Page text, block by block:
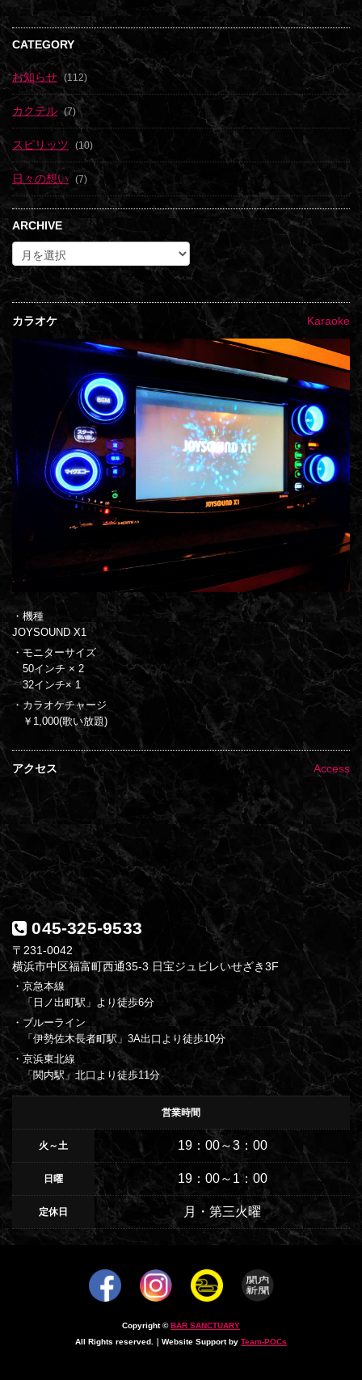
CATEGORY
お知らせ (112)
カクテル (7)
スピリッツ (10)
日々の想い (7)
ARCHIVE
カラオケ Karaoke
・機種
JOYSOUND X1
・モニターサイズ
50インチ × 2
32インチ× 1
・カラオケチャージ
￥1,000(歌い放題)
アクセス Access
045-325-9533
〒231-0042
横浜市中区福富町西通35-3 日宝ジュビレいせざき3F
・京急本線
「日ノ出町駅」より徒歩6分
・ブルーライン
「伊勢佐木長者町駅」3A出口より徒歩10分
・京浜東北線
「関内駅」北口より徒歩11分
営業時間
火～土 19：00～3：00
日曜 19：00～1：00
定休日 月・第三火曜
Copyright ©BAR SANCTUARY
All Rights reserved.｜Website Support by Team-POCs